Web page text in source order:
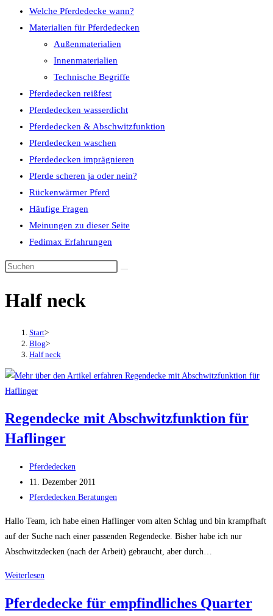
Welche Pferdedecke wann?
Materialien für Pferdedecken
Außenmaterialien
Innenmaterialien
Technische Begriffe
Pferdedecken reißfest
Pferdedecken wasserdicht
Pferdedecken & Abschwitzfunktion
Pferdedecken waschen
Pferdedecken imprägnieren
Pferde scheren ja oder nein?
Rückenwärmer Pferd
Häufige Fragen
Meinungen zu dieser Seite
Fedimax Erfahrungen
Diese
durchsuchen
Half neck
Start>
Blog>
Half neck
Regendecke mit Abschwitzfunktion für
Haflinger
Beitrags-
Autor:
Pferdedecken
Beitrag
veröffentlicht:
11. Dezember 2011
Beitrags-
Pferdedecken Beratungen
Hallo Team, ich habe einen Haflinger vom alten Schlag und bin krampfhaft
auf der Suche nach einer passenden Regendecke. Bisher habe ich nur
Abschwitzdecken (nach der Arbeit) gebraucht, aber durch…
Weiterlesen
Abschwitzfunktion
Pferdedecke für empfindliches Quarter